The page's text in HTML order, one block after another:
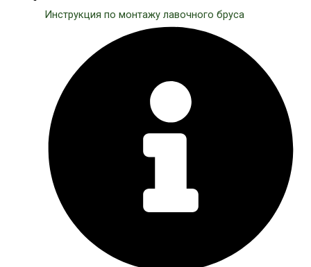
Инструкция по монтажу лавочного бруса